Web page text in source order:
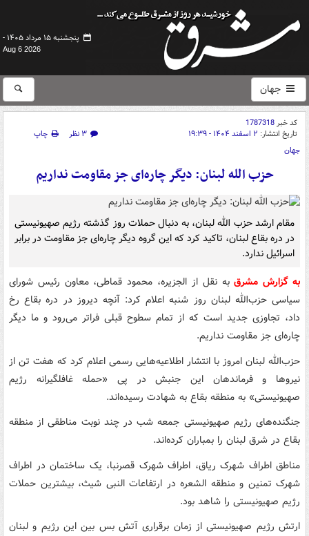
پنجشنبه ۱۵ مرداد ۱۴۰۵ -
Aug 6 2026
جهان
کد خبر1787318
تاریخ انتشار: ۲ اسفند ۱۴۰۴ - ۱۹:۳۹ ۳ نظر
چاپ
جهان
حزب الله لبنان: دیگر چاره‌ای جز مقاومت نداریم
مقام ارشد حزب الله لبنان، به دنبال حملات روز گذشته رژیم صهیونیستی
در دره بقاع لبنان، تاکید کرد که این گروه دیگر چاره‌ای جز مقاومت در برابر
اسرائیل ندارد.
به گزارش مشرقبه نقل از الجزیره، محمود قماطی، معاون رئیس شورای
سیاسی حزب‌الله لبنان روز شنبه اعلام کرد: آنچه دیروز در دره بقاع رخ
داد، تجاوزی جدید است که از تمام سطوح قبلی فراتر می‌رود و ما دیگر
چاره‌ای جز مقاومت نداریم.
حزب‌الله لبنان امروز با انتشار اطلاعیه‌هایی رسمی اعلام کرد که هفت تن از
نیروها و فرماندهان این جنبش در پی «حمله غافلگیرانه رژیم
صهیونیستی» به منطقه بقاع به شهادت رسیده‌اند.
جنگنده‌های رژیم صهیونیستی جمعه شب در چند نوبت مناطقی از منطقه
بقاع در شرق لبنان را بمباران کرده‌اند.
مناطق اطراف شهرک ریاق، اطراف شهرک قصرنبا، یک ساختمان در اطراف
شهرک تمنین و منطقه الشعره در ارتفاعات النبی شیث، بیشترین حملات
رژیم صهیونیستی را شاهد بود.
ارتش رژیم صهیونیستی از زمان برقراری آتش بس بین این رژیم و لبنان